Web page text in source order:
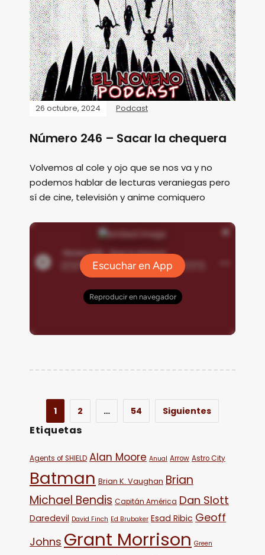
26 octubre, 2024 Podcast
Número 246 – Sacar la chequera
Volvemos al cole y ojo que se nos va y no
podemos hablar de lecturas veraniegas pero
sí de cine, televisión y anime comiquero
1 2 … 54 Siguientes
Etiquetas
Agents of SHIELD Alan Moore Anual Arrow Astro City
Batman Brian K. Vaughan Brian
Michael Bendis Capitán América Dan Slott
Daredevil David Finch Ed Brubaker Esad Ribic Geoff
Johns Grant Morrison Green